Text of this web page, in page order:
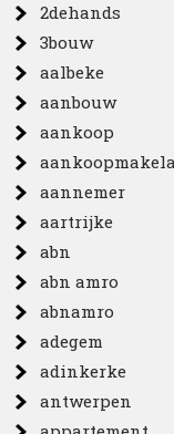
2dehands
3bouw
aalbeke
aanbouw
aankoop
aannemer
aartrijke
abn
abn amro
abnamro
adegem
adinkerke
antwerpen